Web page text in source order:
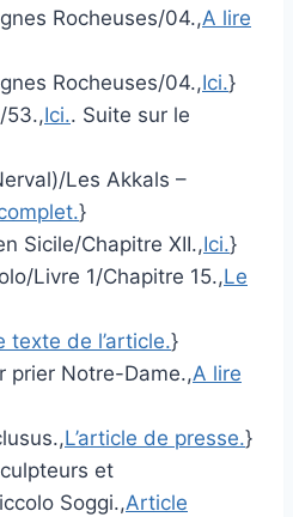
Rocheuses/04.,A lire
Rocheuses/04.,Ici.}
53.,Ici.. Suite sur le
Les Akkals –
}
Sicile/Chapitre XII.,Ici.}
Livre 1/Chapitre 15.,Le
texte de l’article.}
prier Notre-Dame.,A lire
L’article de presse.}
et
Soggi.,Article